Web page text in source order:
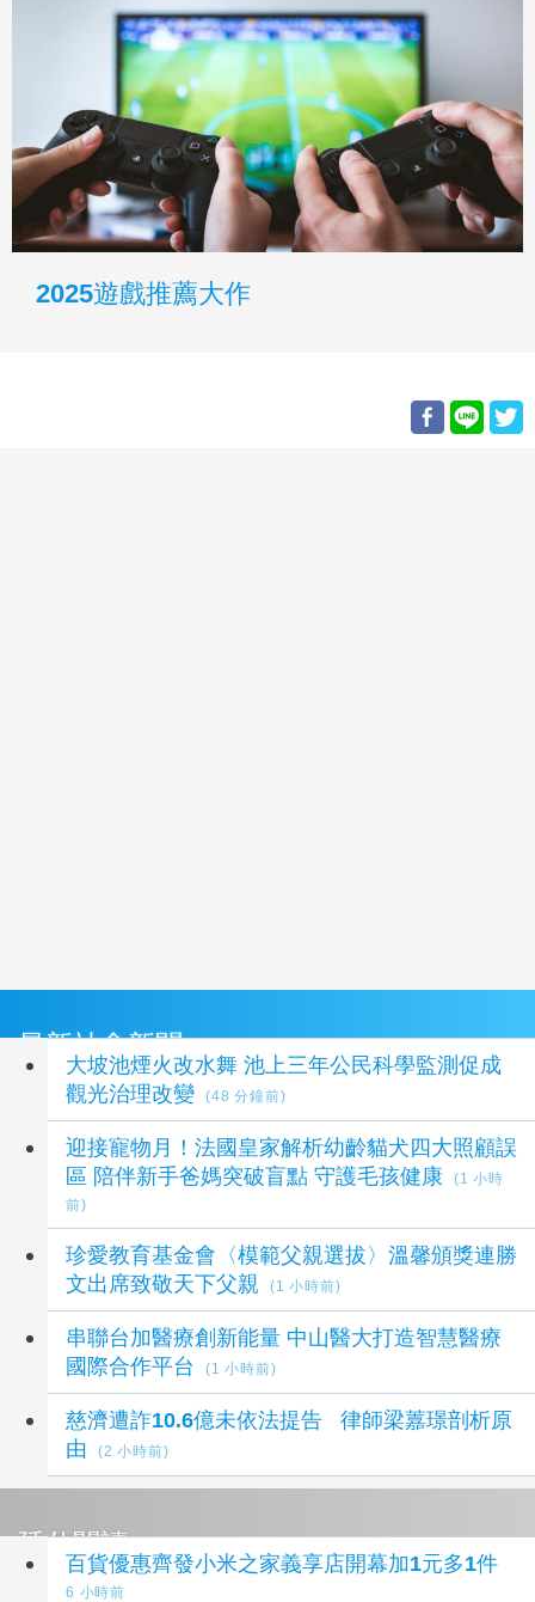
2025遊戲推薦大作
最新社會新聞
大坡池煙火改水舞 池上三年公民科學監測促成
觀光治理改變
(48 分鐘前)
迎接寵物月！法國皇家解析幼齡貓犬四大照顧誤
區 陪伴新手爸媽突破盲點 守護毛孩健康
(1 小時
前)
珍愛教育基金會〈模範父親選拔〉溫馨頒獎連勝
文出席致敬天下父親
(1 小時前)
串聯台加醫療創新能量 中山醫大打造智慧醫療
國際合作平台
(1 小時前)
慈濟遭詐10.6億未依法提告 律師梁䕒璟剖析原
由
(2 小時前)
延伸閱讀
百貨優惠齊發小米之家義享店開幕加1元多1件
6 小時前